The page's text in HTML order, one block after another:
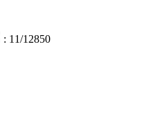
11/12850